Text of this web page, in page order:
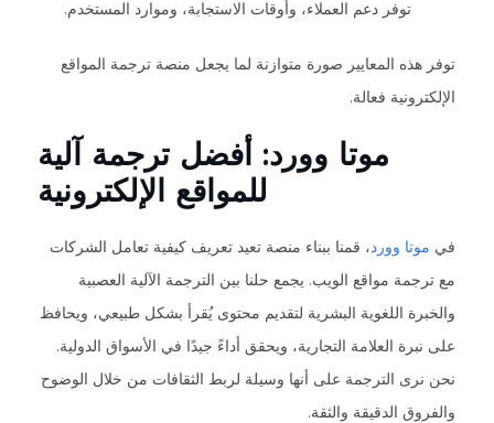
توفر دعم العملاء، وأوقات الاستجابة، وموارد المستخدم.
توفر هذه المعايير صورة متوازنة لما يجعل منصة ترجمة المواقع
الإلكترونية فعالة.
موتا وورد: أفضل ترجمة آلية
للمواقع الإلكترونية
في موتا وورد، قمنا ببناء منصة تعيد تعريف كيفية تعامل الشركات
مع ترجمة مواقع الويب. يجمع حلنا بين الترجمة الآلية العصبية
والخبرة اللغوية البشرية لتقديم محتوى يُقرأ بشكل طبيعي، ويحافظ
على نبرة العلامة التجارية، ويحقق أداءً جيدًا في الأسواق الدولية.
نحن نرى الترجمة على أنها وسيلة لربط الثقافات من خلال الوضوح
والفروق الدقيقة والثقة.